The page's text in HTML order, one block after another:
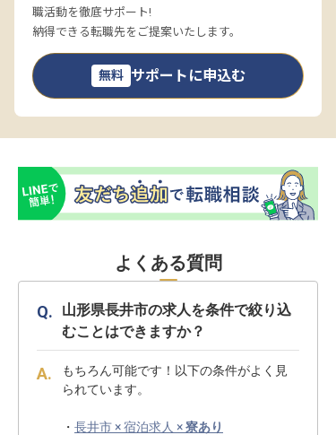
職活動を徹底サポート!
納得できる転職先をご提案いたします。
無料 サポートに申込む
よくある質問
山形県長井市の求人を条件で絞り込
むことはできますか？
もちろん可能です！以下の条件がよく見
られています。
・ 長井市 × 宿泊求人 ×寮あり